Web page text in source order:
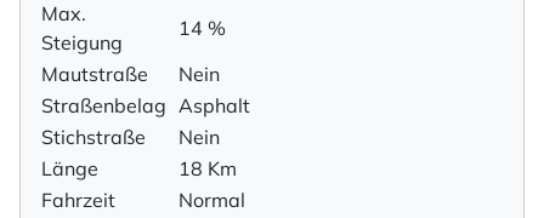
Max.
Steigung
14 %
Mautstraße
Nein
Straßenbelag Asphalt
Stichstraße
Nein
Länge
18 Km
Fahrzeit
Normal